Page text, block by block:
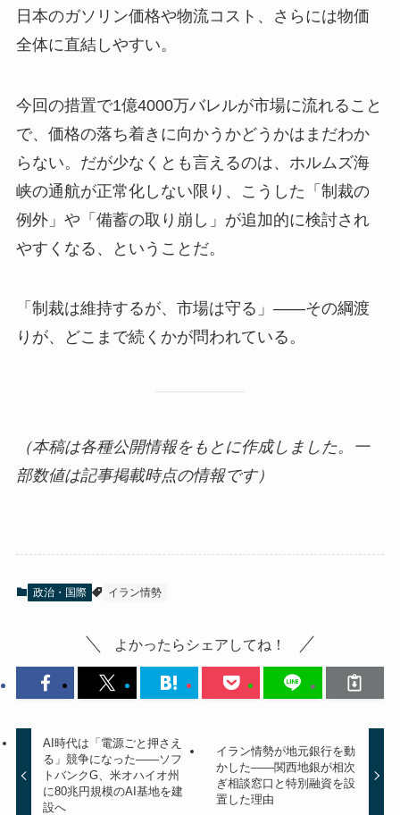
日本のガソリン価格や物流コスト、さらには物価
全体に直結しやすい。
今回の措置で1億4000万バレルが市場に流れること
で、価格の落ち着きに向かうかどうかはまだわか
らない。だが少なくとも言えるのは、ホルムズ海
峡の通航が正常化しない限り、こうした「制裁の
例外」や「備蓄の取り崩し」が追加的に検討され
やすくなる、ということだ。
「制裁は維持するが、市場は守る」——その綱渡
りが、どこまで続くかが問われている。
（本稿は各種公開情報をもとに作成しました。一
部数値は記事掲載時点の情報です）
政治・国際 イラン情勢
よかったらシェアしてね！
AI時代は「電源ごと押さえ
る」競争になった——ソフ
トバンクG、米オハイオ州
に80兆円規模のAI基地を建
設へ
イラン情勢が地元銀行を動
かした——関西地銀が相次
ぎ相談窓口と特別融資を設
置した理由